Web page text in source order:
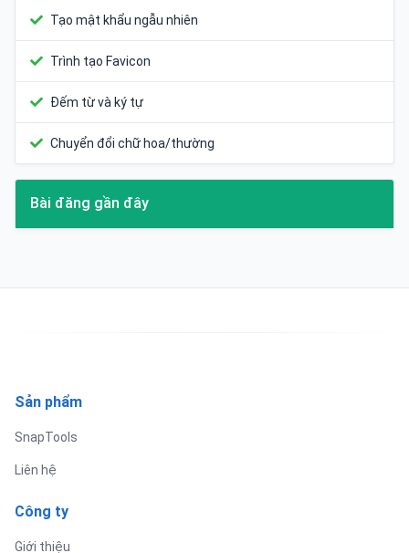
Tạo mật khẩu ngẫu nhiên
Trình tạo Favicon
Đếm từ và ký tự
Chuyển đổi chữ hoa/thường
Bài đăng gần đây
Sản phẩm
SnapTools
Liên hệ
Công ty
Giới thiệu